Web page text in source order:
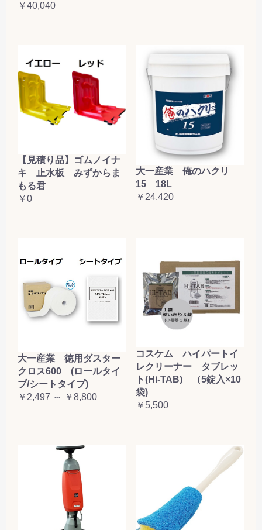
￥40,040
【見積り品】ゴムノイナ
キ 止水板 みずからま
もる君
￥0
大一産業 俺のハクリ
15 18L
￥24,420
大一産業 徳用ダスター
クロス600 (ロールタイ
プ/シートタイプ)
￥2,497 ～ ￥8,800
コスケム ハイパートイ
レクリーナー タブレッ
ト(Hi-TAB) （5錠入×10
袋)
￥5,500